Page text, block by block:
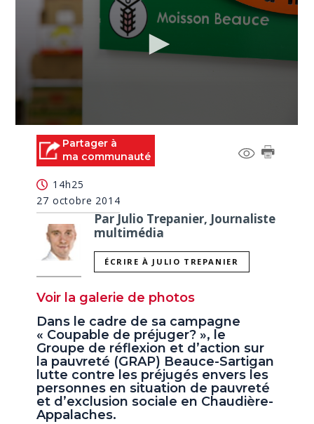
seconds
seconds
Partager à
ma communauté
14h25
27 octobre 2014
Par Julio Trepanier, Journaliste
multimédia
ÉCRIRE À JULIO TREPANIER
Voir la galerie de photos
Dans le cadre de sa campagne
« Coupable de préjuger? », le
Groupe de réflexion et d’action sur
la pauvreté (GRAP) Beauce-Sartigan
lutte contre les préjugés envers les
personnes en situation de pauvreté
et d’exclusion sociale en Chaudière-
Appalaches.